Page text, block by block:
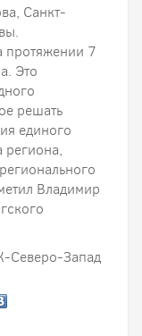
Санкт-
протяжении 7
Это
решать
единого
региона,
Владимир
Запад